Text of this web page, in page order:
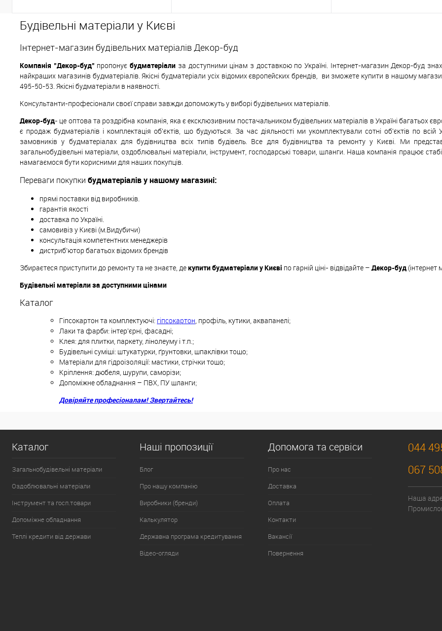
Будівельні матеріали у Києві
Інтернет-магазин будівельних матеріалів Декор-буд
Компанія "Декор-буд" пропонуєбудматеріали за доступними цінам з доставкою по Україні. Інтернет-магазин Декор-буд
найкращих магазинів будматеріалів. Якісні будматеріали усіх відомих європейскихбрендів, ви зможете купити в нашому
495-50-53. Якісні будматеріали в наявності.
Консультанти-професіонали своєї справи завжди допоможуть у виборі будівельних матеріалів.
Декор-буд- це оптова та роздрібна компанія, яка є ексклюзивним постачальником будівельних матеріалів в Україні багатьох
є продаж будматеріалів і комплектація об'єктів, що будуються. За час діяльності ми укомплектували сотні об'єктів по
замовників у будматеріалах для будівництва всіх типів будівель. Все для будівництва та ремонту у Києві. Ми
загальнобудівельні матеріали, оздоблювальні матеріали, інструмент, господарські товари, шланги. Наша компанія працює
намагаємося бути корисними для наших покупців.
Переваги покупки будматеріалів у нашому магазині:
прямі поставки від виробників.
гарантія якості
доставка по Україні.
самовивіз у Києві (м.Видубичи)
консультація компетентних менеджерів
дистриб'ютор багатьох відомих брендів
Збираєтеся приступити до ремонту та не знаєте, декупити будматеріали у Києві по гарній ціні- відвідайте – Декор-буд (інтернет
Будівельні матеріали за доступними цінами
Каталог
Гіпсокартон та комплектуючі: гіпсокартон , профіль, кутики, аквапанелі;
Лаки та фарби: інтер'єрні, фасадні;
Клея: для плитки, паркету, лінолеуму і т.п.;
Будівельні суміші: штукатурки, ґрунтовки, шпаклівки тощо;
Матеріали для гідроізоляції: мастики, стрічки тощо;
Кріплення: дюбеля, шурупи, саморізи;
Допоміжне обладнання – ПВХ, ПУ шланги;
Довіряйте професіоналам! Звертайтесь!
Каталог
Загальнобудівельні матеріали
Оздоблювальні матеріали
Інструмент та госп.товари
Допоміжне обладнання
Теплі кредити від держави
Наші пропозиції
Блог
Про нашу компанію
Виробники (бренди)
Калькулятор
Державна програма кредитування
Відео-огляди
Допомога та сервіси
Про нас
Доставка
Оплата
Контакти
Вакансії
Повернення
044
067
Наша